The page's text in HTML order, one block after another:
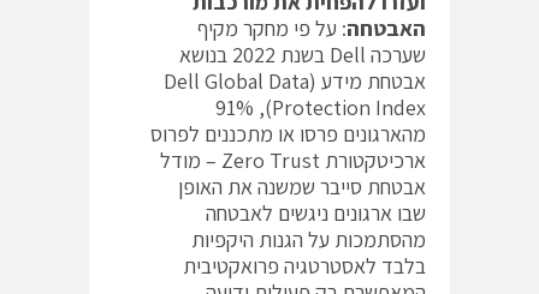
האבטחה: על פי מחקר מקיף
שערכה Dell בשנת 2022 בנושא
אבטחת מידע (Dell Global Data
Protection Index), 91%
מהארגונים פרסו או מתכננים לפרוס
ארכיטקטורת Zero Trust – מודל
אבטחת סייבר שמשנה את האופן
שבו ארגונים ניגשים לאבטחה
מהסתמכות על הגנות היקפיות
בלבד לאסטרטגיה פרואקטיבית